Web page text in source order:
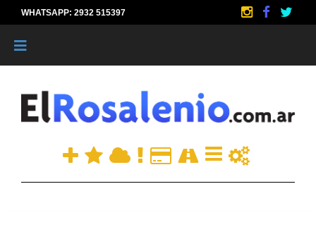
WHATSAPP: 2932 515397